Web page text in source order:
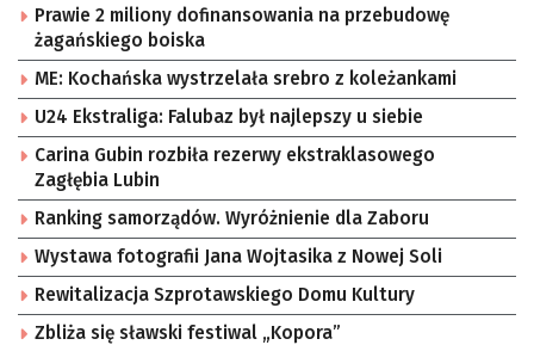
Prawie 2 miliony dofinansowania na przebudowę
żagańskiego boiska
ME: Kochańska wystrzelała srebro z koleżankami
U24 Ekstraliga: Falubaz był najlepszy u siebie
Carina Gubin rozbiła rezerwy ekstraklasowego
Zagłębia Lubin
Ranking samorządów. Wyróżnienie dla Zaboru
Wystawa fotografii Jana Wojtasika z Nowej Soli
Rewitalizacja Szprotawskiego Domu Kultury
Zbliża się sławski festiwal „Kopora”